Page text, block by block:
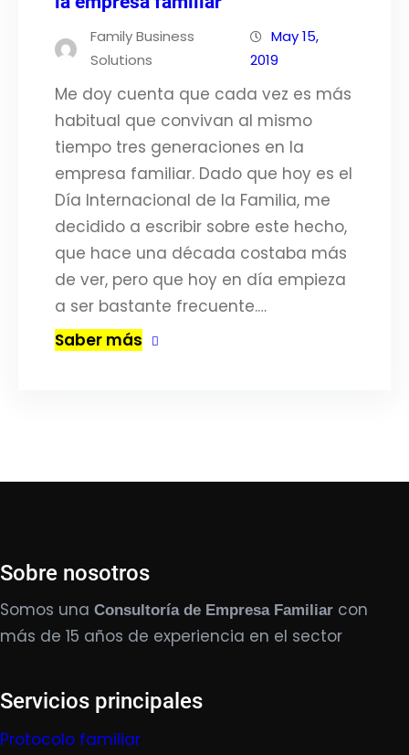
Family Business
Solutions
May 15,
2019
Me doy cuenta que cada vez es más
habitual que convivan al mismo
tiempo tres generaciones en la
empresa familiar. Dado que hoy es el
Día Internacional de la Familia, me
decidido a escribir sobre este hecho,
que hace una década costaba más
de ver, pero que hoy en día empieza
a ser bastante frecuente.…
Saber más
Sobre nosotros
Somos una Consultoría de Empresa Familiar con
más de 15 años de experiencia en el sector
Servicios principales
Protocolo familiar